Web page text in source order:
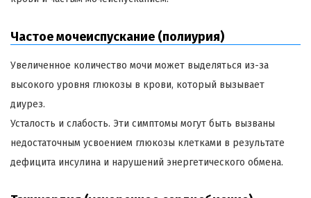
Частое мочеиспускание (полиурия)
Увеличенное количество мочи может выделяться из-за
высокого уровня глюкозы в крови, который вызывает
диурез.
Усталость и слабость. Эти симптомы могут быть вызваны
недостаточным усвоением глюкозы клетками в результате
дефицита инсулина и нарушений энергетического обмена.